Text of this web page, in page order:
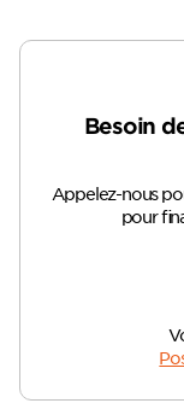
Besoin
Appelez-nous
pour